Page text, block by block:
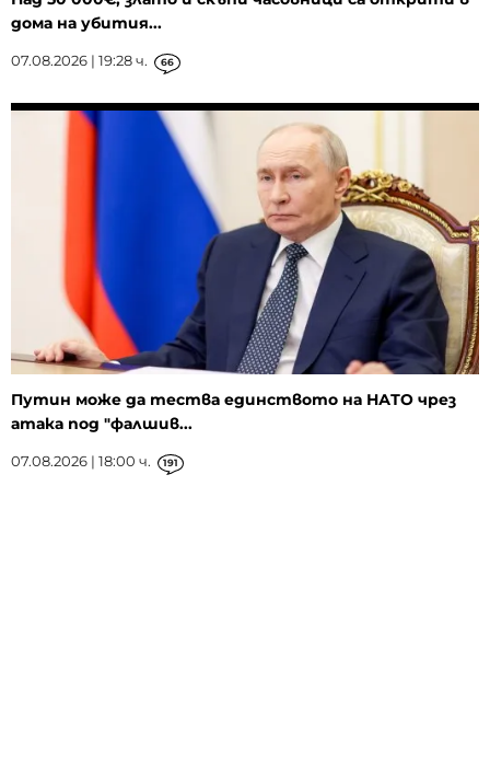
дома на убития...
07.08.2026 | 19:28 ч. 66
Путин може да тества единството на НАТО чрез
атака под "фалшив...
07.08.2026 | 18:00 ч. 191